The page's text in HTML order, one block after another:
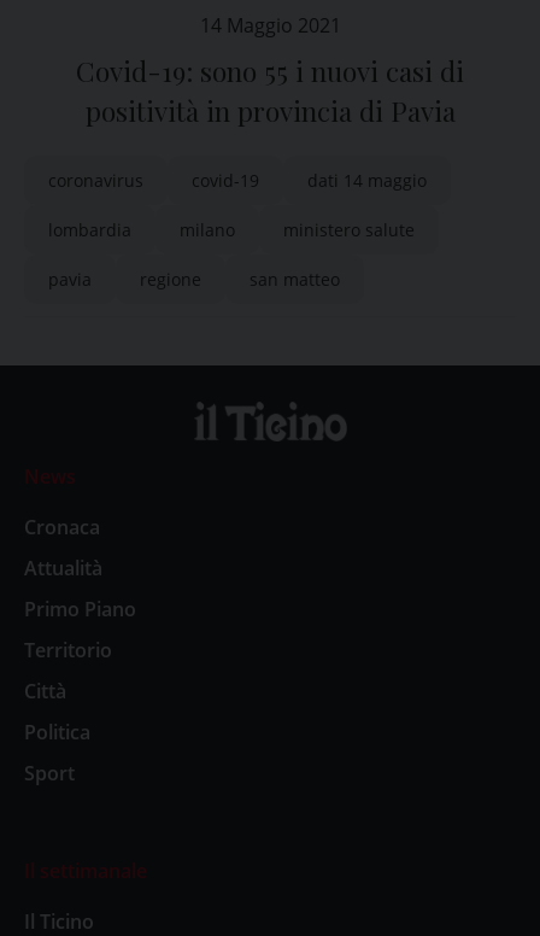
14 Maggio 2021
Covid-19: sono 55 i nuovi casi di
positività in provincia di Pavia
coronavirus covid-19 dati 14 maggio
lombardia milano ministero salute
pavia regione san matteo
News
Cronaca
Attualità
Primo Piano
Territorio
Città
Politica
Sport
Il settimanale
Il Ticino